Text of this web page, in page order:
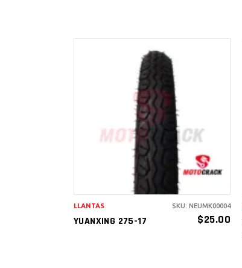
AÑADIR AL
CARRITO
YUANXING 275-17 $25.00
LLANTAS SKU: NEUMK00004